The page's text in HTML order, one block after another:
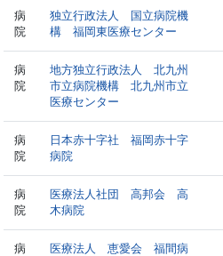
病
院
独立行政法人 国立病院機
構 福岡東医療センター
病
院
地方独立行政法人 北九州
市立病院機構 北九州市立
医療センター
病
院
日本赤十字社 福岡赤十字
病院
病
院
医療法人社団 高邦会 高
木病院
病
医療法人 恵愛会 福間病